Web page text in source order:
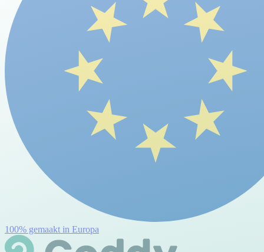
100% gemaakt in Europa